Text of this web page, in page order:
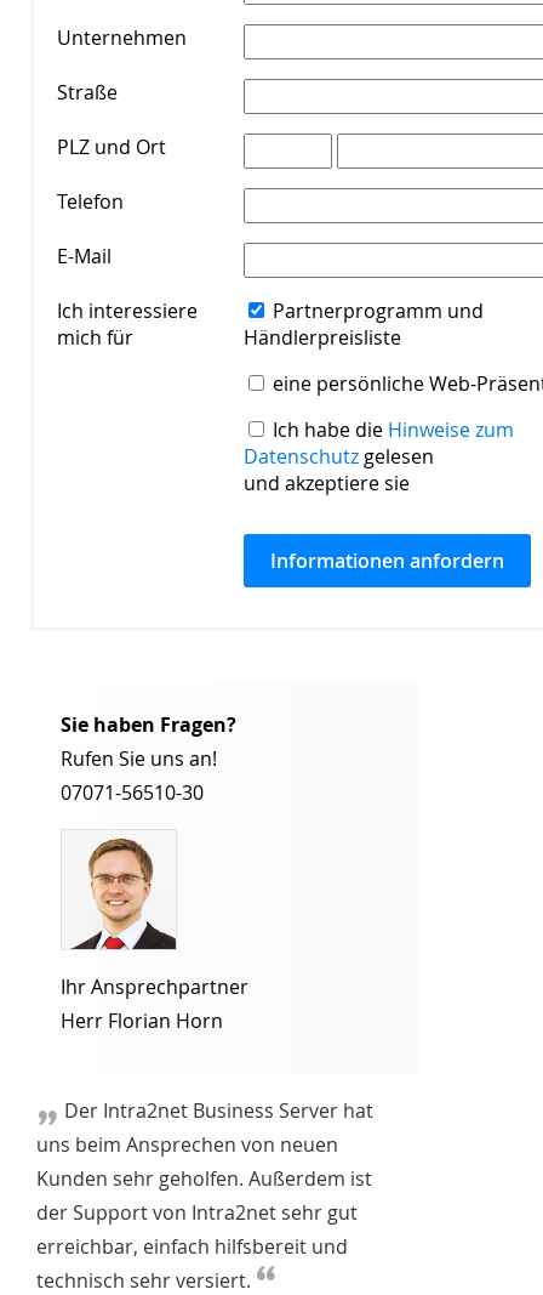
Unternehmen
Straße
PLZ und Ort
Telefon
E-Mail
Ich interessiere
mich für
Partnerprogramm und
Händlerpreisliste
eine persönliche Web-
Ich habe die Hinweise zum
Datenschutz gelesen
und akzeptiere sie
Sie haben Fragen?
Rufen Sie uns an!
07071-56510-30
Ihr Ansprechpartner
Herr Florian Horn
Der Intra2net Business Server hat
uns beim Ansprechen von neuen
Kunden sehr geholfen. Außerdem ist
der Support von Intra2net sehr gut
erreichbar, einfach hilfsbereit und
technisch sehr versiert.